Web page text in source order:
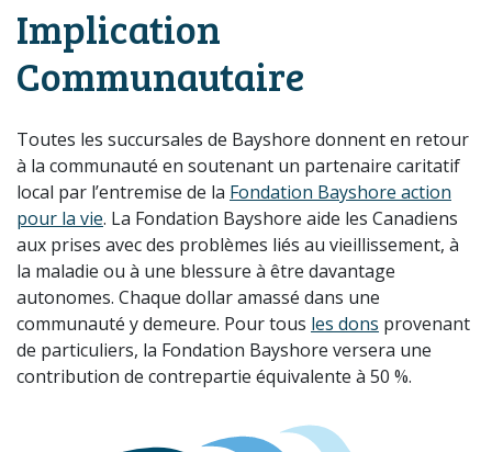
Implication
Communautaire
Toutes les succursales de Bayshore donnent en retour
à la communauté en soutenant un partenaire caritatif
local par l’entremise de la Fondation Bayshore action
pour la vie. La Fondation Bayshore aide les Canadiens
aux prises avec des problèmes liés au vieillissement, à
la maladie ou à une blessure à être davantage
autonomes. Chaque dollar amassé dans une
communauté y demeure. Pour tous les dons provenant
de particuliers, la Fondation Bayshore versera une
contribution de contrepartie équivalente à 50 %.